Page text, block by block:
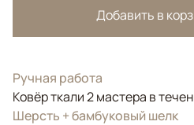
Добавить в
Ручная работа
Ковёр ткали 2 мастера в
Шерсть + бамбуковый шелк